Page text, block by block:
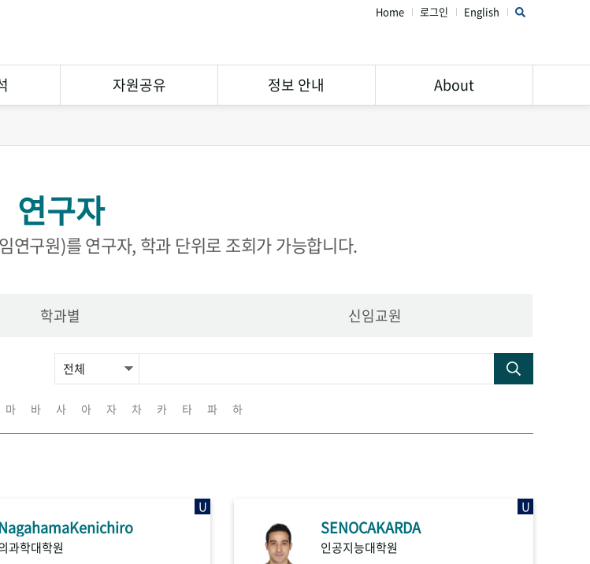
Home 로그인 English
자원공유
Open Contents
정보 안내
Management
About
연구자
연구원)를 연구자, 학과 단위로 조회가 가능합니다.
학과별 신임교원
마 바 사 아 자 차 카 타 파 하
과학대학원
U
SENOCAKARDA
인공지능대학원
U